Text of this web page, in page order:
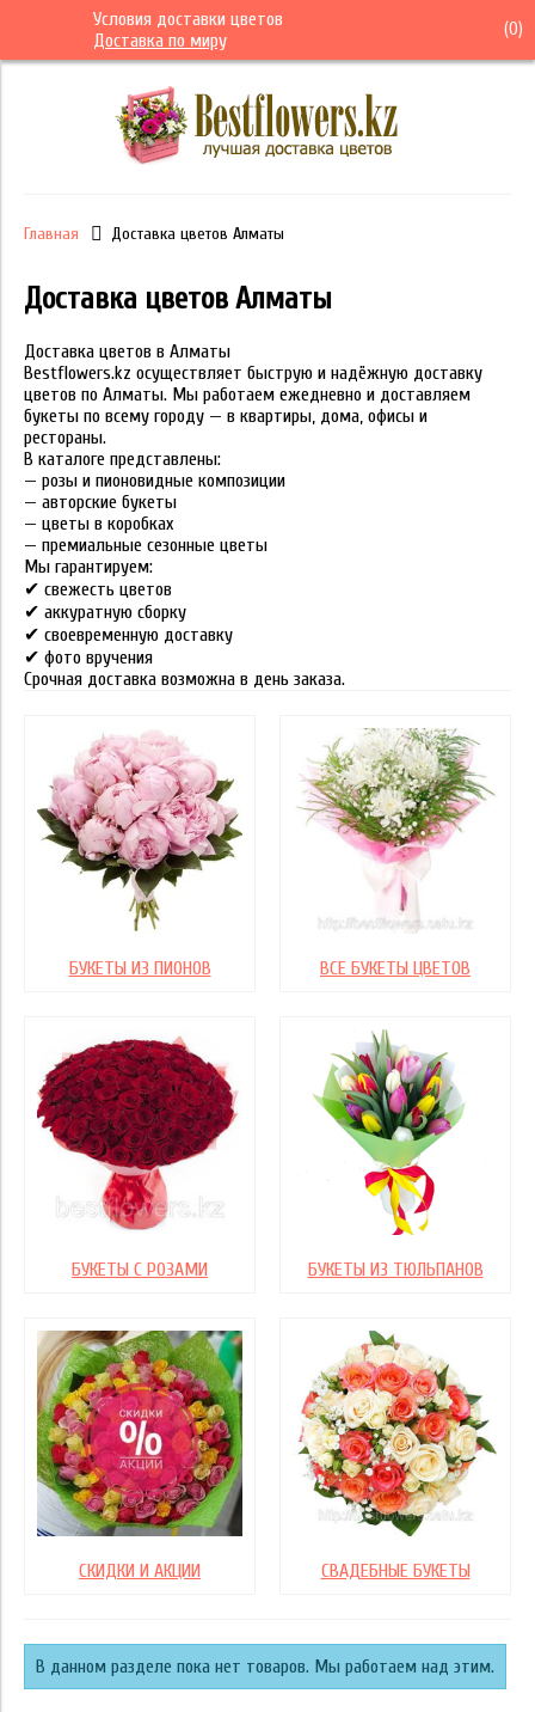
Условия доставки цветов
Доставка по миру
(0)
Главная Доставка цветов Алматы
Доставка цветов Алматы
Доставка цветов в Алматы
Bestflowers.kz осуществляет быструю и надёжную доставку
цветов по Алматы. Мы работаем ежедневно и доставляем
букеты по всему городу — в квартиры, дома, офисы и
рестораны.
В каталоге представлены:
— розы и пионовидные композиции
— авторские букеты
— цветы в коробках
— премиальные сезонные цветы
Мы гарантируем:
✔ свежесть цветов
✔ аккуратную сборку
✔ своевременную доставку
✔ фото вручения
Срочная доставка возможна в день заказа.
БУКЕТЫ ИЗ ПИОНОВ ВСЕ БУКЕТЫ ЦВЕТОВ
БУКЕТЫ С РОЗАМИ БУКЕТЫ ИЗ ТЮЛЬПАНОВ
СКИДКИ И АКЦИИ СВАДЕБНЫЕ БУКЕТЫ
В данном разделе пока нет товаров. Мы работаем над этим.